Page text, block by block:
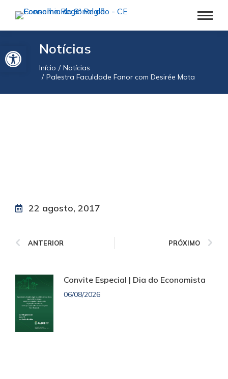
Barra de Ferramentas AbertaNotícias
Você está aqui:
Início
Notícias
Palestra Faculdade Fanor com Desirée Mota
22 agosto, 2017
ANTERIOR PRÓXIMO
Convite Especial | Dia do Economista
06/08/2026